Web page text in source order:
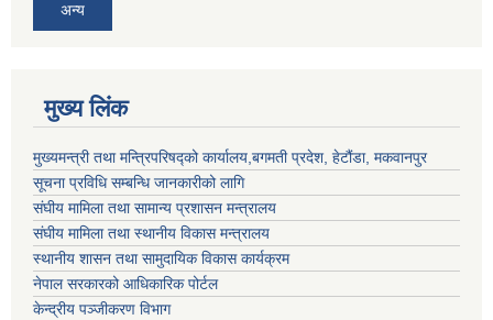
अन्य
मुख्य लिंक
मुख्यमन्त्री तथा मन्त्रिपरिषद्को कार्यालय,बगमती प्रदेश, हेटौंडा, मकवानपुर
सूचना प्रविधि सम्बन्धि जानकारीको लागि
संघीय मामिला तथा सामान्य प्रशासन मन्त्रालय
संघीय मामिला तथा स्थानीय विकास मन्त्रालय
स्थानीय शासन तथा सामुदायिक विकास कार्यक्रम
नेपाल सरकारको आधिकारिक पोर्टल
केन्द्रीय पञ्जीकरण विभाग